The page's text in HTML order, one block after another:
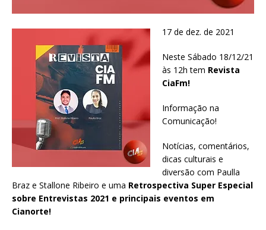
17 de dez. de 2021
Neste Sábado 18/12/21
às 12h tem Revista
CiaFm!
Informação na
Comunicação!
Notícias, comentários,
dicas culturais e
diversão com Paulla
Braz e Stallone Ribeiro e uma Retrospectiva Super Especial
sobre Entrevistas 2021 e principais eventos em
Cianorte!